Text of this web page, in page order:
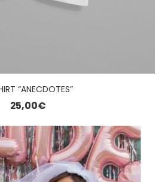
“ANECDOTES”
25,00€